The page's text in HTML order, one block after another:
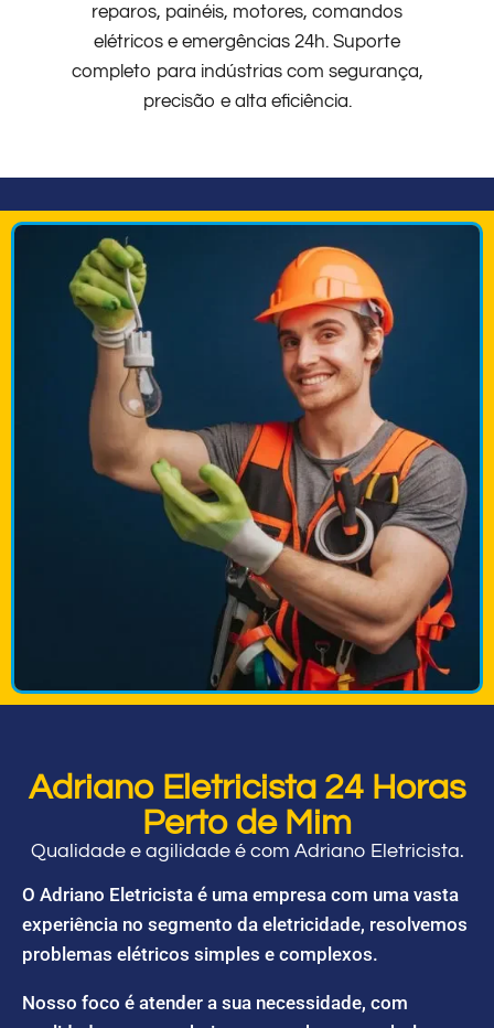
reparos, painéis, motores, comandos
elétricos e emergências 24h. Suporte
completo para indústrias com segurança,
precisão e alta eficiência.
Adriano Eletricista 24 Horas
Perto de Mim
Qualidade e agilidade é com Adriano Eletricista.
O Adriano Eletricista é uma empresa com uma vasta
experiência no segmento da eletricidade, resolvemos
problemas elétricos simples e complexos.
Nosso foco é atender a sua necessidade, com